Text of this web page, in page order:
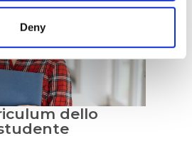
Deny
dello